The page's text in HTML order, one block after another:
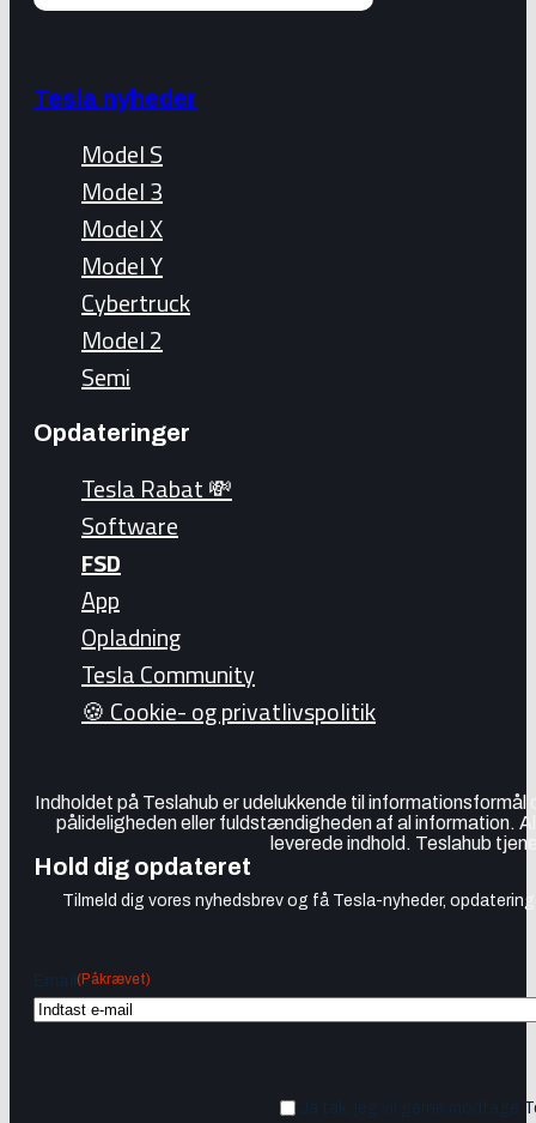
Tesla nyheder
Model S
Model 3
Model X
Model Y
Cybertruck
Model 2
Semi
Opdateringer
Tesla Rabat 💸
Software
FSD
App
Opladning
Tesla Community
🍪 Cookie- og privatlivspolitik
Indholdet på Teslahub er udelukkende til
pålideligheden eller fuldstændigheden af al information.
leverede indhold. Teslahub
Hold dig opdateret
Tilmeld dig vores nyhedsbrev og få Tesla-nyheder,
(Påkrævet)
Ja tak, jeg vil gerne modtage